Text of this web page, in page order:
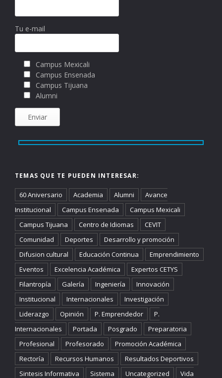
Tu e-mail
Campus Mexicali
Campus Ensenada
Campus Tijuana
Alumni
TEMAS QUE TE PUEDEN INTERESAR:
60 Aniversario Academia Alumni
Avance
Institucional
Campus Ensenada
Campus Mexicali
Campus Tijuana
Centro de Idiomas
CEVIT
Comunidad
Deportes
Desarrollo y promoción
Difusion cultural
Educación Continua
Emprendimiento
Eventos
Excelencia Académica
Expertos CETYS
Filantropía
Galería Ingeniería
Innovación
Institucional
Internacionales
Investigación
Liderazgo
Opinión P. Emprendedor
P.
Internacionales
Portada Posgrado
Preparatoria
Profesional
Profesorado
Promoción Académica
Rectoría
Recursos Humanos
Resultados Deportivos
Sintesis Informativa
Sistema Uncategorized Vida